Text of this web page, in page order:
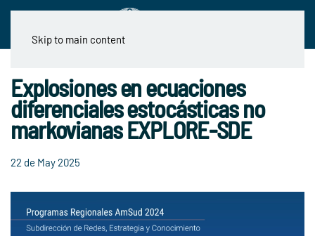
Skip to main content
Explosiones en ecuaciones
diferenciales estocásticas no
markovianas EXPLORE-SDE
22 de May 2025